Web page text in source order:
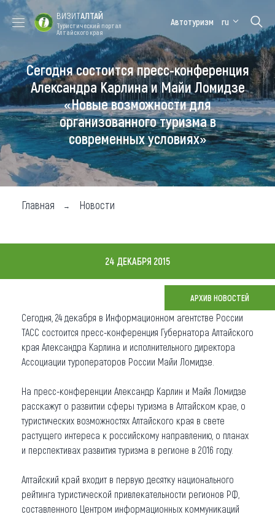
Форум VISIT
ALTAI
Цветение
маральника
Медицинский
форум
Алтайская
зимовка
Туры
Где побывать
Чем заняться
Где остановиться
Карта
О регионе
Коллекция впечатлений
ВИЗИТАЛТАЙ
Туристический портал
Алтайского края
Автотуризм ru
Сегодня состоится пресс-конференция
Александра Карлина и Майи Ломидзе
«Новые возможности для
организованного туризма в
современных условиях»
Главная Новости
24 ДЕКАБРЯ 2015
АРХИВ НОВОСТЕЙ
Сегодня, 24 декабря в Информационном агентстве России
ТАСС состоится пресс-конференция Губернатора Алтайского
края Александра Карлина и исполнительного директора
Ассоциации туроператоров России Майи Ломидзе.
На пресс-конференции Александр Карлин и Майя Ломидзе
расскажут о развитии сферы туризма в Алтайском крае, о
туристических возможностях Алтайского края в свете
растущего интереса к российскому направлению, о планах
и перспективах развития туризма в регионе в 2016 году.
Алтайский край входит в первую десятку национального
рейтинга туристической привлекательности регионов РФ,
составленного Центром информационных коммуникаций